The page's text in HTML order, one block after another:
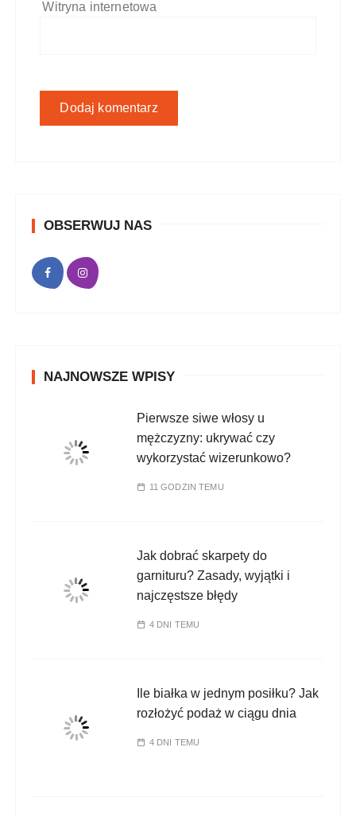
Witryna internetowa
OBSERWUJ NAS
NAJNOWSZE WPISY
Pierwsze siwe włosy u
mężczyzny: ukrywać czy
wykorzystać wizerunkowo?
11 GODZIN TEMU
Jak dobrać skarpety do
garnituru? Zasady, wyjątki i
najczęstsze błędy
4 DNI TEMU
Ile białka w jednym posiłku? Jak
rozłożyć podaż w ciągu dnia
4 DNI TEMU